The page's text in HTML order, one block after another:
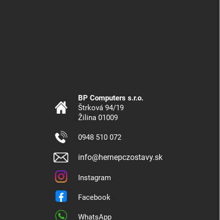
BP Computers s.r.o.
Štrková 94/19
Žilina 01009
0948 510 072
info@hernepczostavy.sk
Instagram
Facebook
WhatsApp